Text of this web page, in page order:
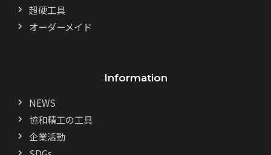
超硬工具
オーダーメイド
Information
NEWS
協和精工の工具
企業活動